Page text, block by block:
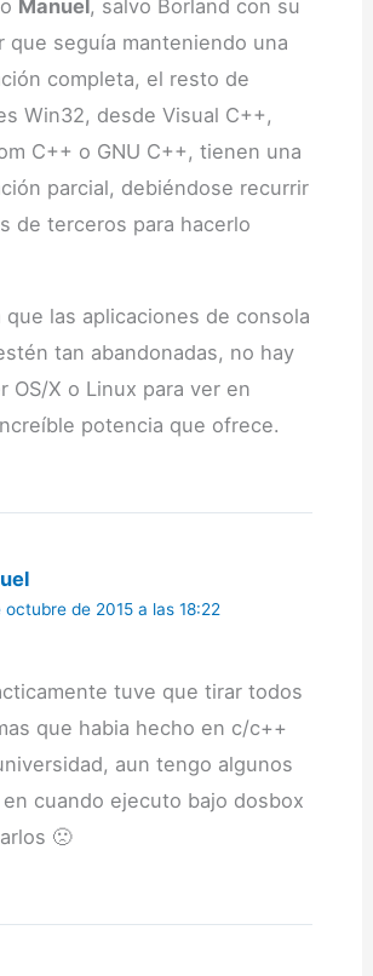
Manuel, salvo Borland con su
que seguía manteniendo una
completa, el resto de
Win32, desde Visual C++,
C++ o GNU C++, tienen una
parcial, debiéndose recurrir
de terceros para hacerlo
que las aplicaciones de consola
tan abandonadas, no hay
OS/X o Linux para ver en
potencia que ofrece.
octubre de 2015 a las 18:22
tuve que tirar todos
que habia hecho en c/c++
aun tengo algunos
cuando ejecuto bajo dosbox
🙁